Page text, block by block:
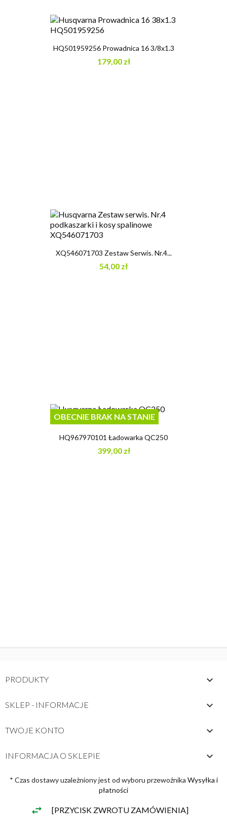
HQ501959256 Prowadnica 16 3/8x1.3
179,00 zł
XQ546071703 Zestaw Serwis. Nr.4...
54,00 zł
HQ967970101 Ładowarka QC250
399,00 zł
OBECNIE BRAK NA STANIE
PRODUKTY 
SKLEP - INFORMACJE 
TWOJE KONTO 
INFORMACJA O SKLEPIE keyboard_arrow_down
* Czas dostawy uzależniony jest od wyboru przewoźnika Wysyłka i
płatności
[PRZYCISK ZWROTU ZAMÓWIENIA]